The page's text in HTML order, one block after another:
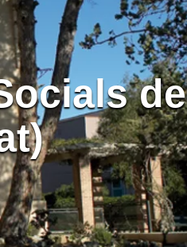
de